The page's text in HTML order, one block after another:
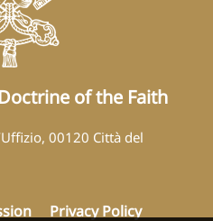
of the Faith
00120 Città del
Privacy Policy